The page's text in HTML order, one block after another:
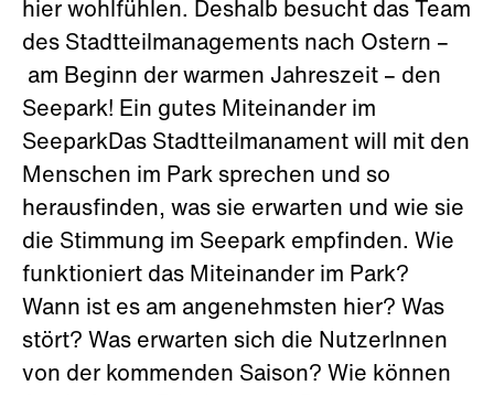
hier wohlfühlen. Deshalb besucht das Team
des Stadtteilmanagements nach Ostern –
am Beginn der warmen Jahreszeit – den
Seepark! Ein gutes Miteinander im
SeeparkDas Stadtteilmanament will mit den
Menschen im Park sprechen und so
herausfinden, was sie erwarten und wie sie
die Stimmung im Seepark empfinden. Wie
funktioniert das Miteinander im Park?
Wann ist es am angenehmsten hier? Was
stört? Was erwarten sich die NutzerInnen
von der kommenden Saison? Wie können